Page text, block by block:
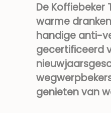
De Koffiebeker
warme
handige anti-
gecertificeerd
genieten van